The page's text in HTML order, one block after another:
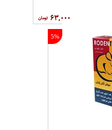
۶۳,۰۰۰
5%